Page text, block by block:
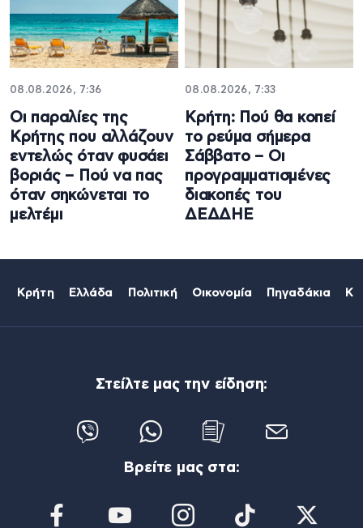
08.08.2026, 7:36
Οι παραλίες της
Κρήτης που αλλάζουν
εντελώς όταν φυσάει
βοριάς – Πού να πας
όταν σηκώνεται το
μελτέμι
08.08.2026, 7:33
Κρήτη: Πού θα κοπεί
το ρεύμα σήμερα
Σάββατο – Οι
προγραμματισμένες
διακοπές του
ΔΕΔΔΗΕ
Κρήτη Ελλάδα Πολιτική Οικονομία Πηγαδάκια
Στείλτε μας την είδηση:
Βρείτε μας στα: